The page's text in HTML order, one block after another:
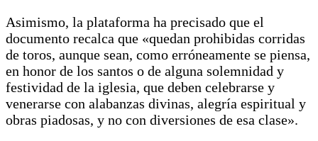
Asimismo, la plataforma ha precisado que el
documento recalca que «quedan prohibidas corridas
de toros, aunque sean, como erróneamente se piensa,
en honor de los santos o de alguna solemnidad y
festividad de la iglesia, que deben celebrarse y
venerarse con alabanzas divinas, alegría espiritual y
obras piadosas, y no con diversiones de esa clase».